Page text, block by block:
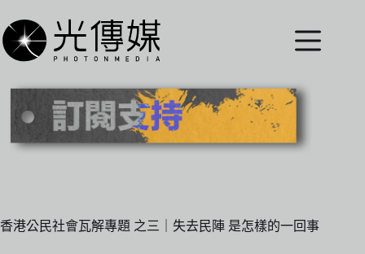
至
主
內
香港公民社會瓦解專題 之三｜失去民陣 是怎樣的一回事